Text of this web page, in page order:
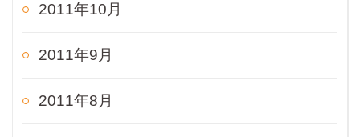
2011年10月
2011年9月
2011年8月